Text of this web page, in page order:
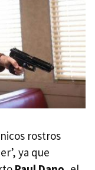
rostros
ya que